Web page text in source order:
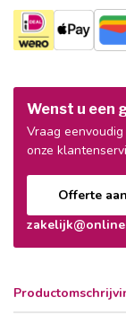
Wenst u een
Vraag
onze
Offerte